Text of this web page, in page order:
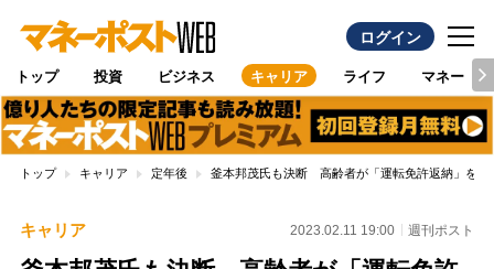
ログイン
トップ 投資 ビジネス キャリア ライフ マネー
トップ キャリア 定年後 釜本邦茂氏も決断 高齢者が「運転免許返納」をス
キャリア 2023.02.11 19:00 週刊ポスト